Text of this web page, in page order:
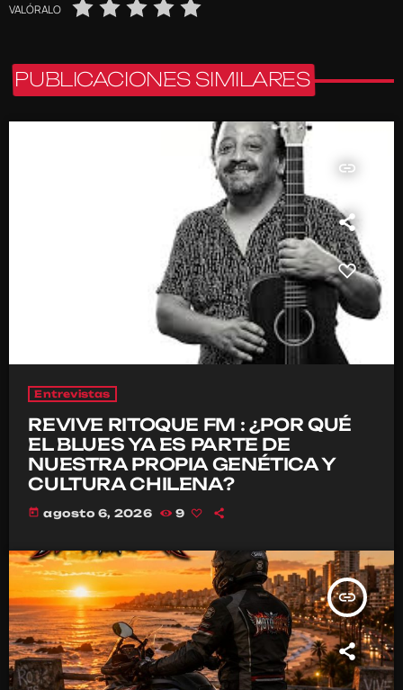
VALÓRALO
PUBLICACIONES SIMILARES
insert_link
Entrevistas
REVIVE RITOQUE FM : ¿POR QUÉ
EL BLUES YA ES PARTE DE
NUESTRA PROPIA GENÉTICA Y
CULTURA CHILENA?
today agosto 6, 2026 9
insert_link